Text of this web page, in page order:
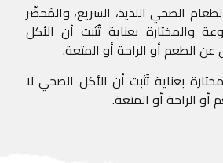
الصحي اللذيذ، السريع، والمُحضّر
والمختارة بعناية تُثبت أن الأكل
عن الطعم أو الراحة أو المتعة.
بعناية تُثبت أن الأكل الصحي لا
أو الراحة أو المتعة.